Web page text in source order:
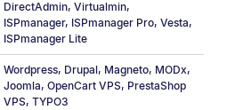
DirectAdmin,Virtualmin,
ISPmanager, ISPmanager Pro,Vesta,
ISPmanager Lite
Wordpress, Drupal, Magneto, MODx,
Joomla,OpenCart VPS, PrestaShop
VPS,TYPO3